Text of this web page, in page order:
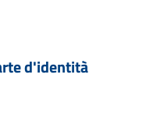
d'identità